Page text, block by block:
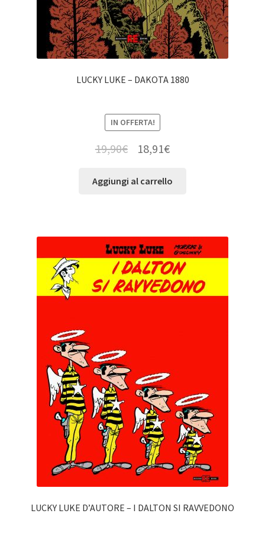
LUCKY LUKE – DAKOTA 1880
IN OFFERTA!
19,90€ 18,91€
Aggiungi al carrello
LUCKY LUKE D’AUTORE – I DALTON SI RAVVEDONO